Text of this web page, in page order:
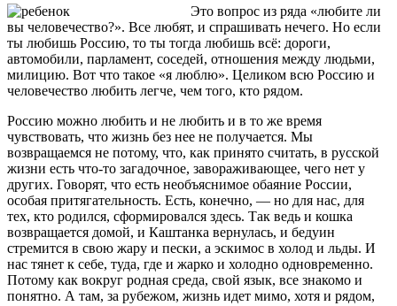
Это вопрос из ряда «любите ли
вы человечество?». Все любят, и спрашивать нечего. Но если
ты любишь Россию, то ты тогда любишь всё: дороги,
автомобили, парламент, соседей, отношения между людьми,
милицию. Вот что такое «я люблю». Целиком всю Россию и
человечество любить легче, чем того, кто рядом.
Россию можно любить и не любить и в то же время
чувствовать, что жизнь без нее не получается. Мы
возвращаемся не потому, что, как принято считать, в русской
жизни есть что-то загадочное, завораживающее, чего нет у
других. Говорят, что есть необъяснимое обаяние России,
особая притягательность. Есть, конечно, — но для нас, для
тех, кто родился, сформировался здесь. Так ведь и кошка
возвращается домой, и Каштанка вернулась, и бедуин
стремится в свою жару и пески, а эскимос в холод и льды. И
нас тянет к себе, туда, где и жарко и холодно одновременно.
Потому как вокруг родная среда, свой язык, все знакомо и
понятно. А там, за рубежом, жизнь идет мимо, хотя и рядом,